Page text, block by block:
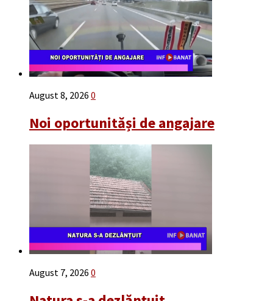
August 8, 2026 0
Noi oportunităși de angajare
August 7, 2026 0